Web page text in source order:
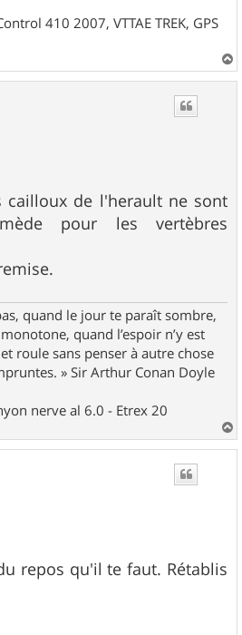
410 2007, VTTAE TREK, GPS
a
cailloux de l'herault ne sont
pour les vertèbres
quand le jour te paraît sombre,
quand l’espoir n’y est
roule sans penser à autre chose
» Sir Arthur Conan Doyle
nerve al 6.0 - Etrex 20
a
repos qu'il te faut. Rétablis